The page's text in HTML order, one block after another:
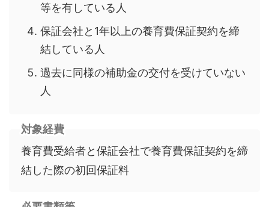
等を有している人
保証会社と1年以上の養育費保証契約を締
結している人
過去に同様の補助金の交付を受けていない
人
対象経費
養育費受給者と保証会社で養育費保証契約を締
結した際の初回保証料